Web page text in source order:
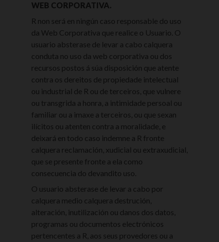
WEB CORPORATIVA.
R non será en ningún caso responsable do uso
da Web Corporativa que realice o Usuario. O
usuario absterase de levar a cabo calquera
conduta no uso da web corporativa ou dos
recursos postos á súa disposición que atente
contra os dereitos de propiedade intelectual
ou industrial de R ou de terceiros, que vulnere
ou transgrida a honra, a intimidade persoal ou
familiar ou a imaxe a terceiros, ou que sexan
ilícitos ou atenten contra a moralidade, e
deixará en todo caso indemne a R fronte
calquera reclamación, xudicial ou extraxudicial,
que se presente fronte a ela como
consecuencia do devandito uso.
O usuario absterase de levar a cabo por
calquera medio calquera destrución,
alteración, inutilización ou danos dos datos,
programas ou documentos electrónicos
pertencentes a R, aos seus provedores ou a